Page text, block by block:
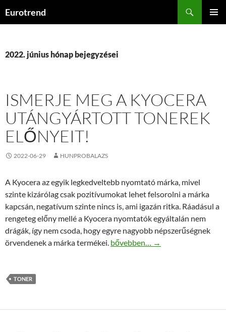
Eurotrend
2022. június hónap bejegyzései
ISMERJE MEG A KYOCERA
UTÁNGYÁRTOTT TONEREK
ELŐNYEIT!
2022-06-29 HUNPROBALAZS
A Kyocera az egyik legkedveltebb nyomtató márka, mivel
szinte kizárólag csak pozitívumokat lehet felsorolni a márka
kapcsán, negatívum szinte nincs is, ami igazán ritka. Ráadásul a
rengeteg előny mellé a Kyocera nyomtatók egyáltalán nem
drágák, így nem csoda, hogy egyre nagyobb népszerűségnek
örvendenek a márka termékei. Ismerje meg a Kyocera
bővebben… →
TONER